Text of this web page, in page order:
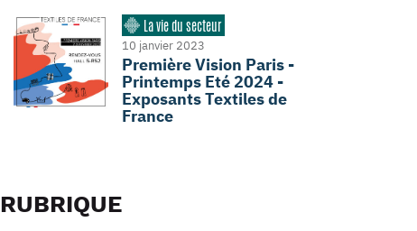
La vie du secteur
10 janvier 2023
Première Vision Paris -
Printemps Eté 2024 -
Exposants Textiles de
France
RUBRIQUE